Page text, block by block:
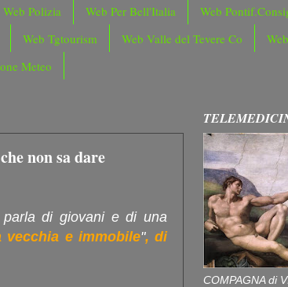
Web Polizia Web Per Bell'Italia
Web
Web Tgtourism Web Valle del Tevere Co
Meteo
non sa dare
di giovani e di una
vecchia e immobile", di
COMPAGNA di